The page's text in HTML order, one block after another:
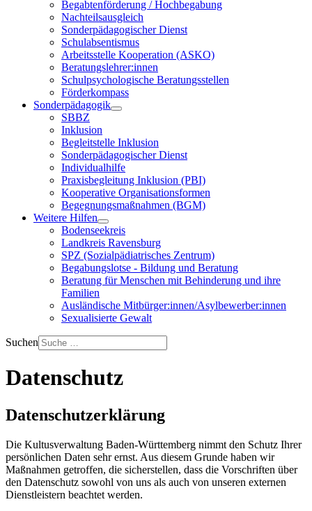
Begabtenförderung / Hochbegabung
Nachteilsausgleich
Sonderpädagogischer Dienst
Schulabsentismus
Arbeitsstelle Kooperation (ASKO)
Beratungslehrer:innen
Schulpsychologische Beratungsstellen
Förderkompass
Sonderpädagogik
SBBZ
Inklusion
Begleitstelle Inklusion
Sonderpädagogischer Dienst
Individualhilfe
Praxisbegleitung Inklusion (PBI)
Kooperative Organisationsformen
Begegnungsmaßnahmen (BGM)
Weitere Hilfen
Bodenseekreis
Landkreis Ravensburg
SPZ (Sozialpädiatrisches Zentrum)
Begabungslotse - Bildung und Beratung
Beratung für Menschen mit Behinderung und ihre
Familien
Ausländische Mitbürger:innen/Asylbewerber:innen
Sexualisierte Gewalt
Suchen
Datenschutz
Datenschutzerklärung
Die Kultusverwaltung Baden-Württemberg nimmt den Schutz Ihrer
persönlichen Daten sehr ernst. Aus diesem Grunde haben wir
Maßnahmen getroffen, die sicherstellen, dass die Vorschriften über
den Datenschutz sowohl von uns als auch von unseren externen
Dienstleistern beachtet werden.